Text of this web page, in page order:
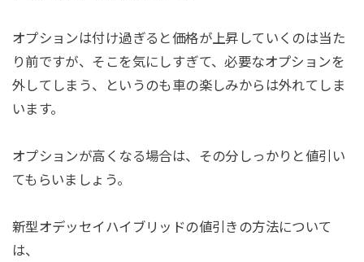
オプションは付け過ぎると価格が上昇していくのは当た
り前ですが、そこを気にしすぎて、必要なオプションを
外してしまう、というのも車の楽しみからは外れてしま
います。
オプションが高くなる場合は、その分しっかりと値引い
てもらいましょう。
新型オデッセイハイブリッドの値引きの方法について
は、